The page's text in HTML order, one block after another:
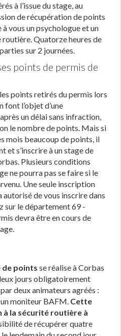
à l’issue du stage, au
de récupération de points
vous un psychologue et un
Quatorze heures de
sur 2 journées.
points de permis de
points retirés du permis lors
font l’objet d’une
un délai sans infraction,
le nombre de points. Mais si
mois beaucoup de points, il
et s’inscrire à un stage de
Plusieurs conditions
ne pourra pas se faire si le
Une seule inscription
autorisé de vous inscrire dans
sur le département 69 -
devra être en cours de
de points se réalise à Corbas
jours obligatoirement
deux animateurs agréés :
moniteur BAFM. Cette
à la sécurité routière à
de récupérer quatre